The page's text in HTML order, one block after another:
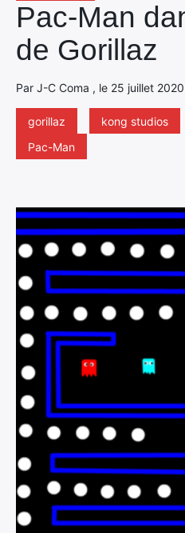
Pac-Man
de Gorillaz
Par J-C Coma , le 25 juillet
gorillaz kong studios
Pac-Man